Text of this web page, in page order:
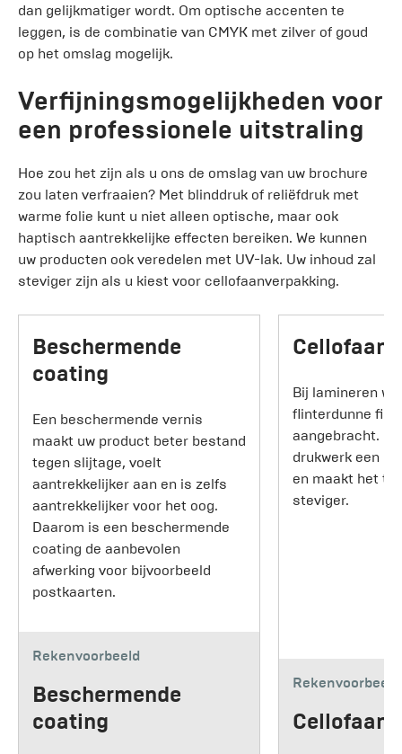
dan gelijkmatiger wordt. Om optische accenten te
leggen, is de combinatie van CMYK met zilver of goud
op het omslag mogelijk.
Verfijningsmogelijkheden voor
een professionele uitstraling
Hoe zou het zijn als u ons de omslag van uw brochure
zou laten verfraaien? Met blinddruk of reliëfdruk met
warme folie kunt u niet alleen optische, maar ook
haptisch aantrekkelijke effecten bereiken. We kunnen
uw producten ook veredelen met UV-lak. Uw inhoud zal
steviger zijn als u kiest voor cellofaanverpakking.
Beschermende
coating
Een beschermende vernis
maakt uw product beter bestand
tegen slijtage, voelt
aantrekkelijker aan en is zelfs
aantrekkelijker voor het oog.
Daarom is een beschermende
coating de aanbevolen
afwerking voor bijvoorbeeld
postkaarten.
Rekenvoorbeeld
Beschermende
coating
Cellofaan
Bij lamineren
flinterdunne film
aangebracht.
drukwerk een
en maakt het
steviger.
Rekenvoorbeeld
Cellofaan